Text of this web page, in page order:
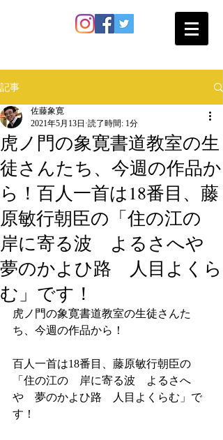
記事
虎ノ門の象寛書道教室の生
徒さんたち、今週の作品か
ら！百人一首は18番目、藤
原敏行朝臣の「住の江の
岸に寄る波 よるさへや
夢のかよひ路 人目よくら
む」です！
佐藤象寛
2021年5月13日 読了時間: 1分
虎ノ門の象寛書道教室の生徒さんた
ち、今週の作品から！
百人一首は18番目、藤原敏行朝臣の
「住の江の　岸に寄る波　よるさへ
や　夢のかよひ路　人目よくらむ」で
す！